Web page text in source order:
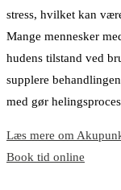
stress, hvilket kan
Mange mennesker
hudens tilstand ved
supplere
med gør
Læs mere om
Book tid online